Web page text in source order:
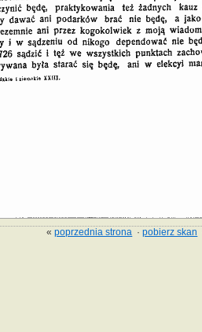
«poprzednia strona ·pobierz skan